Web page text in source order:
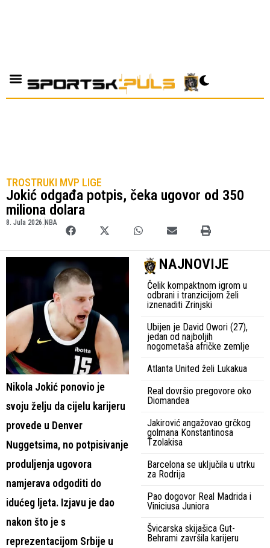
TROSTRUKI MVP LIGE
Jokić odgađa potpis, čeka ugovor od 350
miliona dolara
8. Jula 2026. NBA
Nikola Jokić ponovio je
svoju želju da cijelu karijeru
provede u Denver
Nuggetsima, no potpisivanje
produljenja ugovora
namjerava odgoditi do
idućeg ljeta. Izjavu je dao
nakon što je s
reprezentacijom Srbije u
NAJNOVIJE
Čelik kompaktnom igrom u
odbrani i tranzicijom želi
iznenaditi Zrinjski
Ubijen je David Owori (27),
jedan od najboljih
nogometaša afričke zemlje
Atlanta United želi Lukakua
Real dovršio pregovore oko
Diomandea
Jakirović angažovao grčkog
golmana Konstantinosa
Tzolakisa
Barcelona se uključila u utrku
za Rodrija
Pao dogovor Real Madrida i
Viniciusa Juniora
Švicarska skijašica Gut-
Behrami završila karijeru